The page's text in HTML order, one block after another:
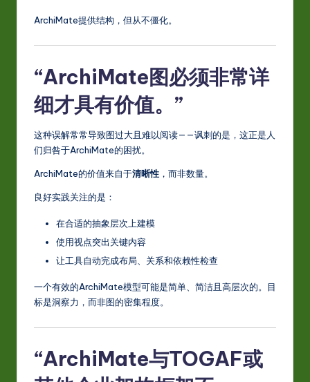
ArchiMate提供结构，但从不僵化。
“ArchiMate图必须非常详
细才具有价值。”
这种误解常常导致图过大且难以阅读——讽刺的是，这正是人
们归咎于ArchiMate的困扰。
ArchiMate的价值来自于清晰性 ，而非数量。
良好实践关注的是：
在合适的抽象层次上建模
使用视点突出关键内容
让工具自动完成布局、关系和依赖性检查
一个有效的ArchiMate模型可能是简单、简洁且高层次的。目
标是洞察力，而非图的密集程度。
“ArchiMate与TOGAF或